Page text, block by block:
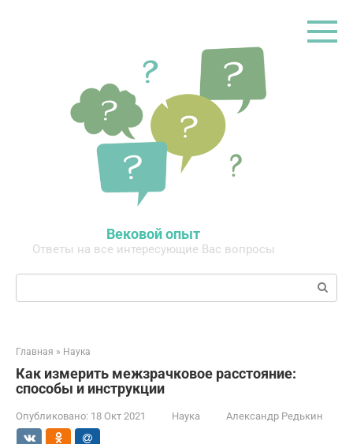
Вековой опыт
Ответы на все интересующие Вас вопросы
Поиск:
Главная » Наука
Как измерить межзрачковое расстояние:
способы и инструкции
Опубликовано: 18 Окт 2021 Наука Александр Редькин